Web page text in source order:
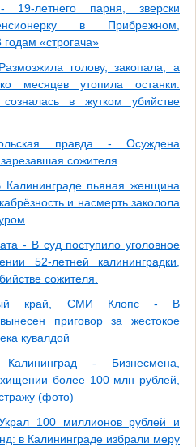
летнего парня, зверски
в Прибрежном,
годам «строгача»
голову, закопала, а
месяцев утопила останки:
созналась в жутком убийстве
правда - Осуждена
сожителя
пьяная женщина
и насмерть заколола
- В суд поступило уголовное
52-летней калининградки,
сожителя.
край, СМИ Клопс - В
приговор за жестокое
кувалдой
- Бизнесмена,
более 100 млн рублей,
(фото)
100 миллионов рублей и
в Калининграде избрали меру